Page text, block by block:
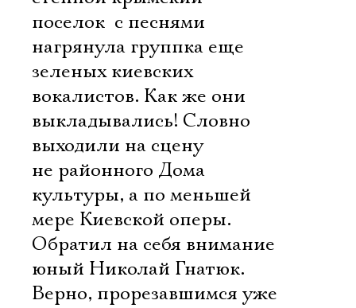
поселок  с песнями
нагрянула группка еще
зеленых киевских
вокалистов. Как же они
выкладывались! Словно
выходили на сцену
не районного Дома
культуры, а по меньшей
мере Киевской оперы.
Обратил на себя внимание
юный Николай Гнатюк.
Верно, прорезавшимся уже